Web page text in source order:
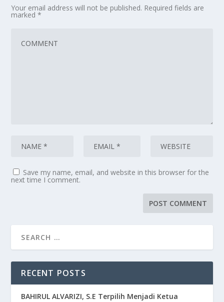
Your email address will not be published. Required fields are
marked*
Save my name, email, and website in this browser for the
next time I comment.
RECENT POSTS
BAHIRUL ALVARIZI, S.E Terpilih Menjadi Ketua